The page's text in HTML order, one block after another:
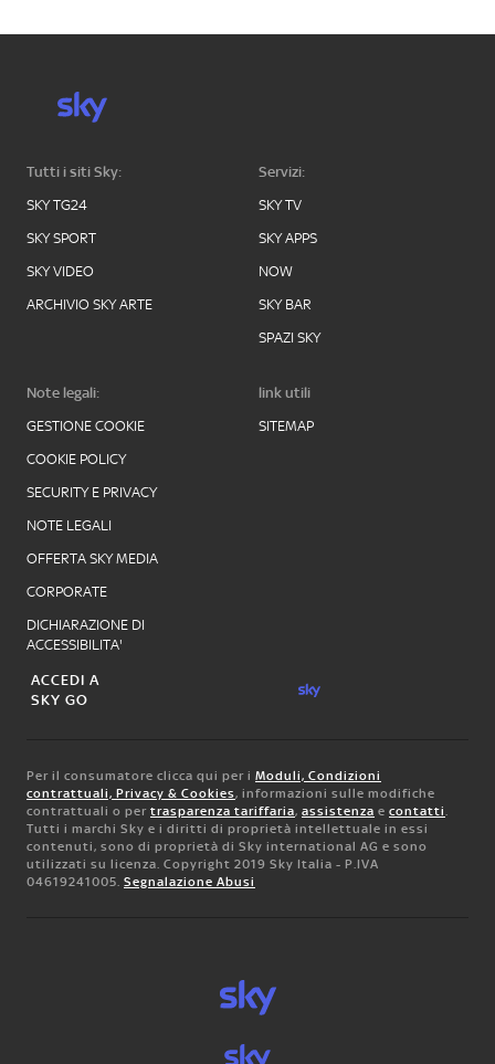
Tutti i siti Sky:
SKY TG24
SKY SPORT
SKY VIDEO
ARCHIVIO SKY ARTE
Servizi:
SKY TV
SKY APPS
NOW
SKY BAR
SPAZI SKY
Note legali:
GESTIONE COOKIE
COOKIE POLICY
SECURITY E PRIVACY
NOTE LEGALI
OFFERTA SKY MEDIA
CORPORATE
DICHIARAZIONE DI
ACCESSIBILITA'
link utili
SITEMAP
ACCEDI A
SKY GO
Per il consumatore clicca qui per i Moduli, Condizioni
contrattuali, Privacy & Cookies, informazioni sulle modifiche
contrattuali o per trasparenza tariffaria, assistenza e contatti.
Tutti i marchi Sky e i diritti di proprietà intellettuale in essi
contenuti, sono di proprietà di Sky international AG e sono
utilizzati su licenza. Copyright 2019 Sky Italia - P.IVA
04619241005. Segnalazione Abusi